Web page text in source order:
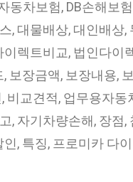
동차보험, DB손해보험
, 대물배상, 대인배상,
이렉트비교, 법인다이
, 보장금액, 보장내용,
, 비교견적, 업무용자동
, 자기차량손해, 장점,
인, 특징, 프로미카 다